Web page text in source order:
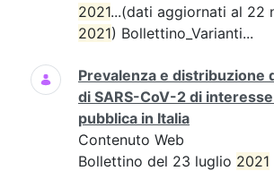
2021...(dati aggiornati al 22
2021) Bollettino_Varianti...
Prevalenza e distribuzione
di SARS-CoV-2 di
pubblica in Italia
Contenuto Web
Bollettino del 23 luglio 2021